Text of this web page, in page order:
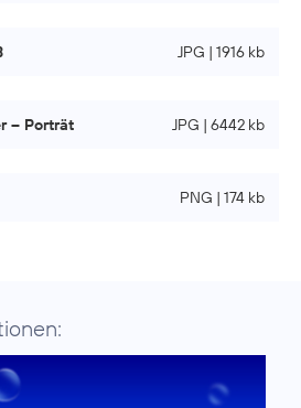
JPG | 1916 kb
– Porträt JPG | 6442 kb
PNG | 174 kb